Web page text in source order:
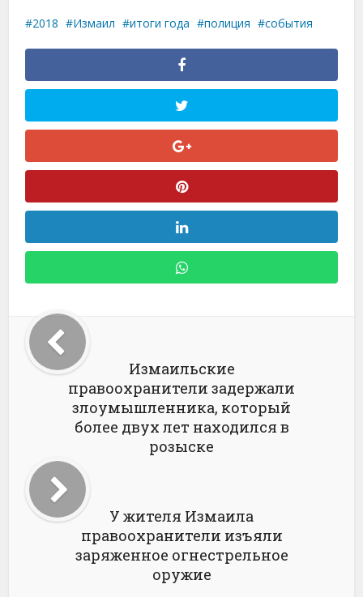
2018 Измаил итоги года полиция события
Измаильские
правоохранители задержали
злоумышленника, который
более двух лет находился в
розыске
У жителя Измаила
правоохранители изъяли
заряженное огнестрельное
оружие